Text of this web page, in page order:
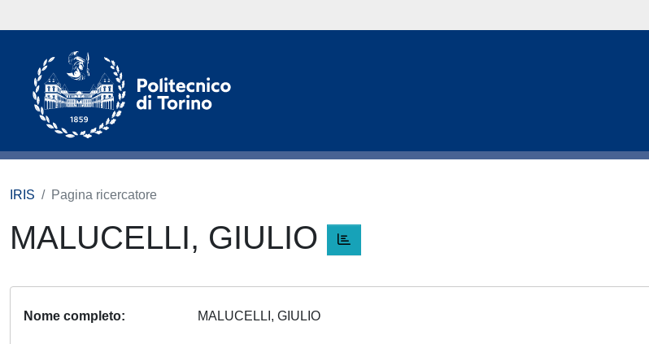
IRIS Pagina ricercatore
MALUCELLI, GIULIO
Nome completo MALUCELLI, GIULIO